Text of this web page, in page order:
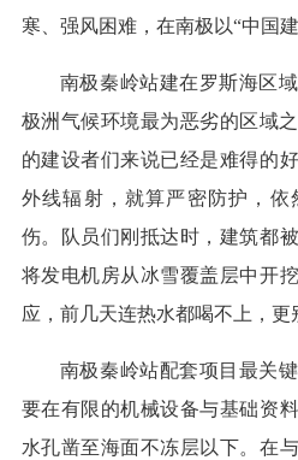
寒、强风困难，在南极以“中国
南极秦岭站建在罗斯海区
极洲气候环境最为恶劣的区域
的建设者们来说已经是难得的
外线辐射，就算严密防护，依
伤。队员们刚抵达时，建筑都
将发电机房从冰雪覆盖层中开
应，前几天连热水都喝不上，更
南极秦岭站配套项目最关
要在有限的机械设备与基础资
水孔凿至海面不冻层以下。在